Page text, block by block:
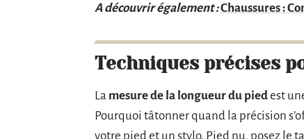
A découvrir également :Chaussures :
Techniques précises
La mesure de la longueur du piedest
Pourquoi tâtonner quand la précision
votre pied et un stylo. Pied nu, posez le